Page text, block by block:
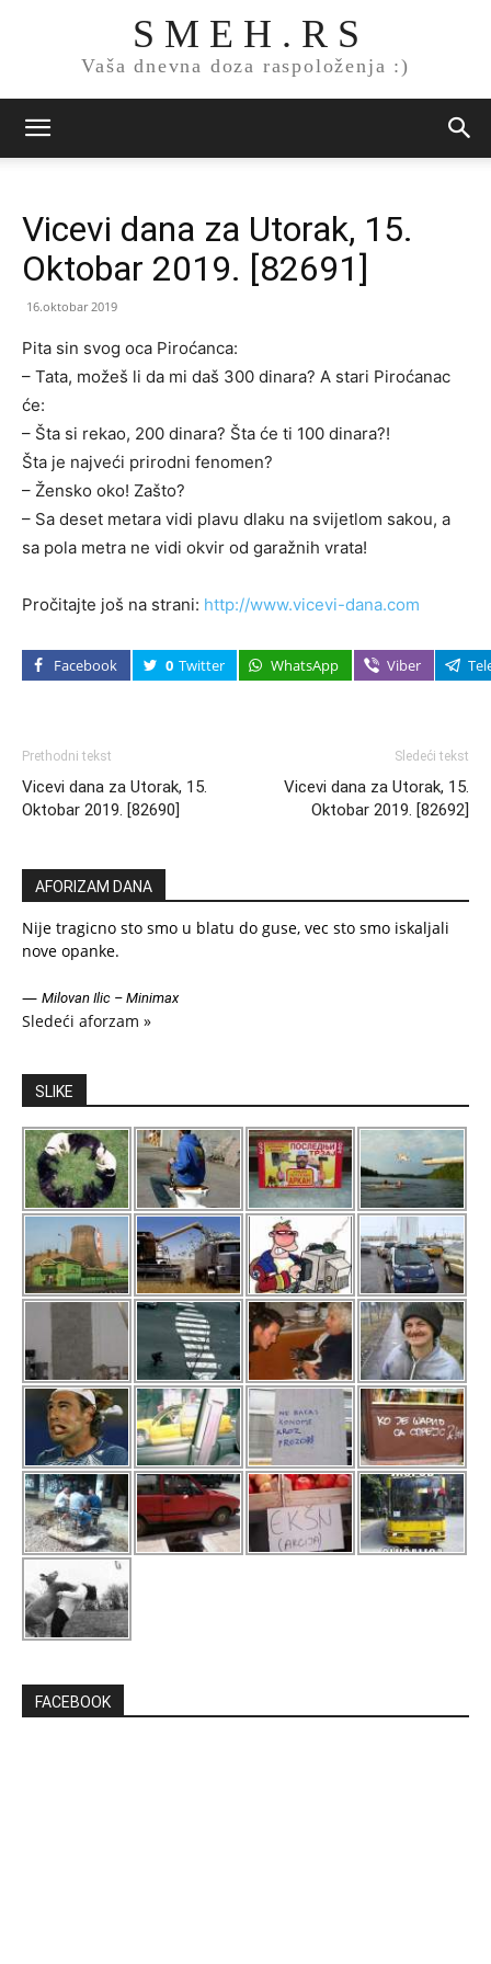
S M E H . R S
Vaša dnevna doza raspoloženja :)
Vicevi dana za Utorak, 15.
Oktobar 2019. [82691]
16.oktobar 2019
Pita sin svog oca Piroćanca:
– Tata, možeš li da mi daš 300 dinara? A stari Piroćanac
će:
– Šta si rekao, 200 dinara? Šta će ti 100 dinara?!
Šta je najveći prirodni fenomen?
– Žensko oko! Zašto?
– Sa deset metara vidi plavu dlaku na svijetlom sakou, a
sa pola metra ne vidi okvir od garažnih vrata!
Pročitajte još na strani: http://www.vicevi-dana.com
Facebook 0 Twitter WhatsApp Viber
Prethodni tekst
Vicevi dana za Utorak, 15.
Oktobar 2019. [82690]
Sledeći tekst
Vicevi dana za Utorak, 15.
Oktobar 2019. [82692]
AFORIZAM DANA
Nije tragicno sto smo u blatu do guse, vec sto smo iskaljali
nove opanke.
— Milovan Ilic – Minimax
Sledeći aforzam »
SLIKE
FACEBOOK